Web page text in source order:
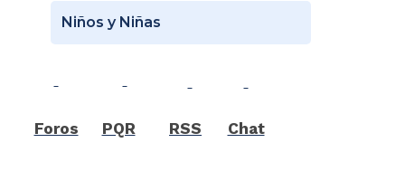
Niños y Niñas
Foros PQR RSS Chat